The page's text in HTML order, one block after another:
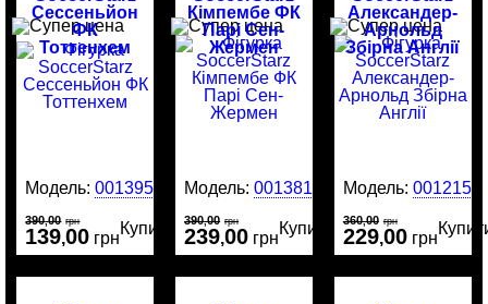
Сессеньйон
ФК
Тоттенхем
Модель:0013951
390,00 грн
139,00 грн
Купити
Кімпембе ФК
Парі Сен-
Жермен
Модель:0013813
390,00 грн
239,00 грн
Купити
Александер-
Арнольд
Збірна Англії
Модель: 0012159
360,00 грн
229,00 грн